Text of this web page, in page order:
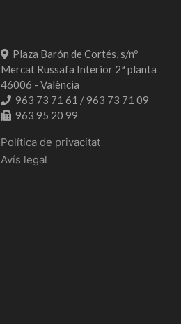
Plaza Barón de Cortés, s/nº
Mercat Russafa Interior 2ª planta
46006 - València
963 73 71 61 / 963 73 71 09
963 95 20 99
Política de privacitat
Avís legal